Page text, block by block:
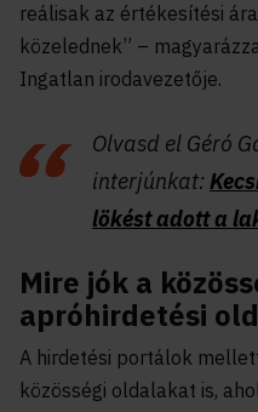
reálisak az értékesítési
közelednek” –
Ingatlan irodavezetője.
Olvasd el Géró
interjúnkat:
lökést adott a
Mire jók a
apróhirdetési
A hirdetési portálok
közösségi oldalakat is,